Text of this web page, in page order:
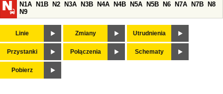
N1A
N1B N2 N3A N3B N4A N4B N5A N5B N6 N7A N7B
N8
N9
Linie Zmiany Utrudnienia
Przystanki Połączenia Schematy
Pobierz